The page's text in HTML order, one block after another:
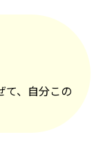
て、自分この